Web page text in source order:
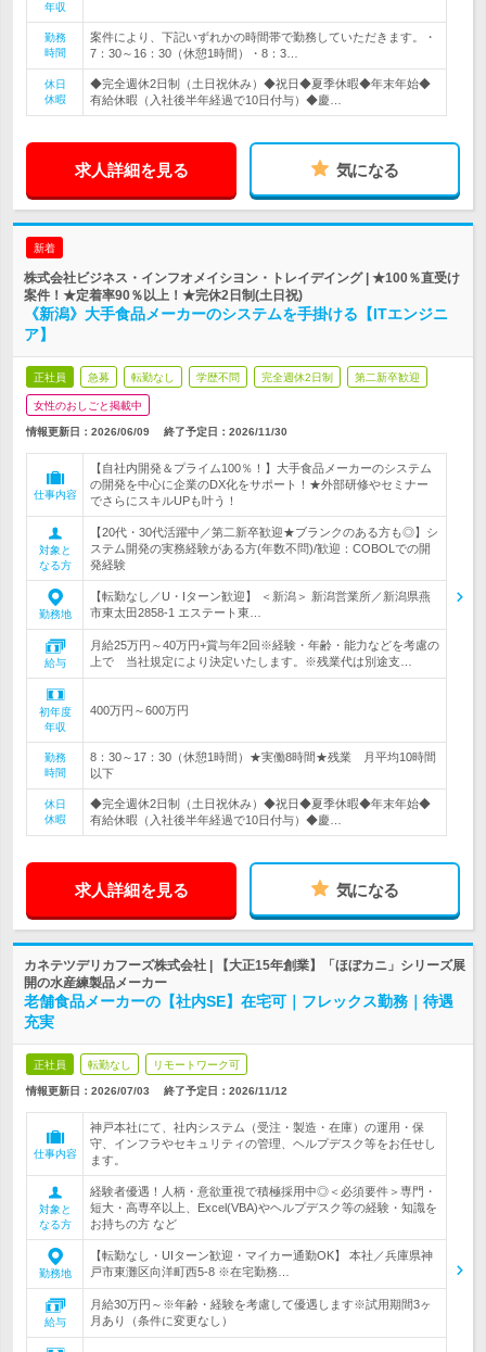
年収
勤務
時間
案件により、下記いずれかの時間帯で勤務していただきます。・
7：30～16：30（休憩1時間）・8：3…
休日
休暇
◆完全週休2日制（土日祝休み）◆祝日◆夏季休暇◆年末年始◆
有給休暇（入社後半年経過で10日付与）◆慶…
求人詳細を見る 気になる
新着
株式会社ビジネス・インフオメイシヨン・トレイデイング | ★100％直受け
案件！★定着率90％以上！★完休2日制(土日祝)
《新潟》大手食品メーカーのシステムを手掛ける【ITエンジニ
ア】
正社員 急募 転勤なし 学歴不問 完全週休2日制 第二新卒歓迎
女性のおしごと掲載中
情報更新日：2026/06/09 終了予定日： 2026/11/30
仕事内容
【自社内開発＆プライム100％！】大手食品メーカーのシステム
の開発を中心に企業のDX化をサポート！★外部研修やセミナー
でさらにスキルUPも叶う！
対象と
なる方
【20代・30代活躍中／第二新卒歓迎★ブランクのある方も◎】シ
ステム開発の実務経験がある方(年数不問)/歓迎：COBOLでの開
発経験
勤務地
【転勤なし／U・Iターン歓迎】 ＜新潟＞ 新潟営業所／新潟県燕
市東太田2858-1 エステート東…
給与
月給25万円～40万円+賞与年2回※経験・年齢・能力などを考慮の
上で 当社規定により決定いたします。※残業代は別途支…
初年度
年収
400万円～600万円
勤務
時間
8：30～17：30（休憩1時間）★実働8時間★残業 月平均10時間
以下
休日
休暇
◆完全週休2日制（土日祝休み）◆祝日◆夏季休暇◆年末年始◆
有給休暇（入社後半年経過で10日付与）◆慶…
求人詳細を見る 気になる
カネテツデリカフーズ株式会社 | 【大正15年創業】「ほぼカニ」シリーズ展
開の水産練製品メーカー
老舗食品メーカーの【社内SE】在宅可｜フレックス勤務｜待遇
充実
正社員 転勤なし リモートワーク可
情報更新日：2026/07/03 終了予定日： 2026/11/12
仕事内容
神戸本社にて、社内システム（受注・製造・在庫）の運用・保
守、インフラやセキュリティの管理、ヘルプデスク等をお任せし
ます。
対象と
なる方
経験者優遇！人柄・意欲重視で積極採用中◎＜必須要件＞専門・
短大・高専卒以上、Excel(VBA)やヘルプデスク等の経験・知識を
お持ちの方 など
勤務地
【転勤なし・UIターン歓迎・マイカー通勤OK】 本社／兵庫県神
戸市東灘区向洋町西5-8 ※在宅勤務…
給与
月給30万円～※年齢・経験を考慮して優遇します※試用期間3ヶ
月あり（条件に変更なし）